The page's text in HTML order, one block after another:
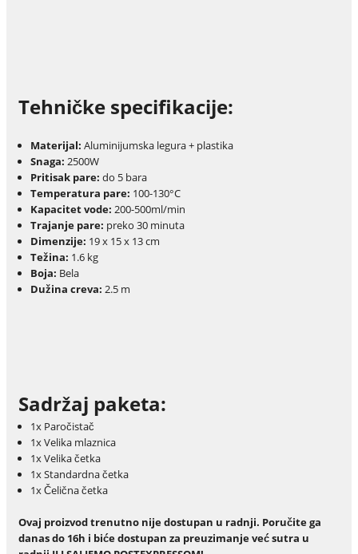
Tehničke specifikacije:
Materijal: Aluminijumska legura + plastika
Snaga: 2500W
Pritisak pare: do 5 bara
Temperatura pare: 100-130°C
Kapacitet vode: 200-500ml/min
Trajanje pare: preko 30 minuta
Dimenzije: 19 x 15 x 13 cm
Težina: 1.6 kg
Boja: Bela
Dužina creva: 2.5 m
Sadržaj paketa:
1x Paročistač
1x Velika mlaznica
1x Velika četka
1x Standardna četka
1x Čelična četka
Ovaj proizvod trenutno nije dostupan u radnji. Poručite ga
danas do 16h i biće dostupan za preuzimanje već sutra u